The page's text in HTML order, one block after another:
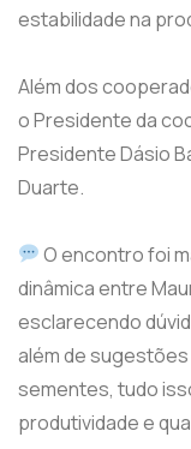
estabilidade na
Além dos
o Presidente da
Presidente Dásio
Duarte.
O encontro foi
dinâmica entre
esclarecendo
além de
sementes, tudo
produtividade e